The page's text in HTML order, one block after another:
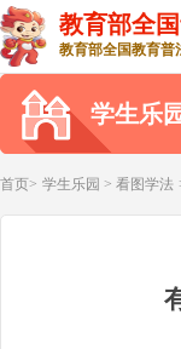
教育部全
教育部全国教育普
学生乐
首页> 学生乐园 > 看图学法